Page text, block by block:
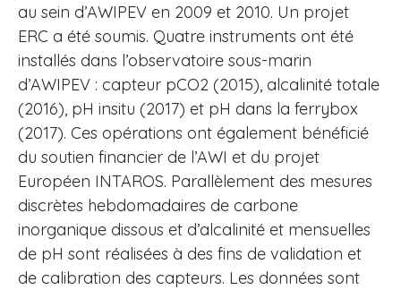
au sein d’AWIPEV en 2009 et 2010. Un projet
ERC a été soumis. Quatre instruments ont été
installés dans l’observatoire sous-marin
d’AWIPEV : capteur pCO2 (2015), alcalinité totale
(2016), pH insitu (2017) et pH dans la ferrybox
(2017). Ces opérations ont également bénéficié
du soutien financier de l’AWI et du projet
Européen INTAROS. Parallèlement des mesures
discrètes hebdomadaires de carbone
inorganique dissous et d’alcalinité et mensuelles
de pH sont réalisées à des fins de validation et
de calibration des capteurs. Les données sont